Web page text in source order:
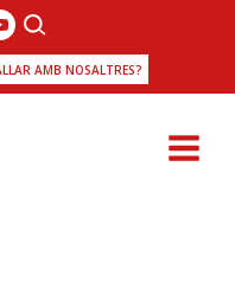
AMB NOSALTRES?